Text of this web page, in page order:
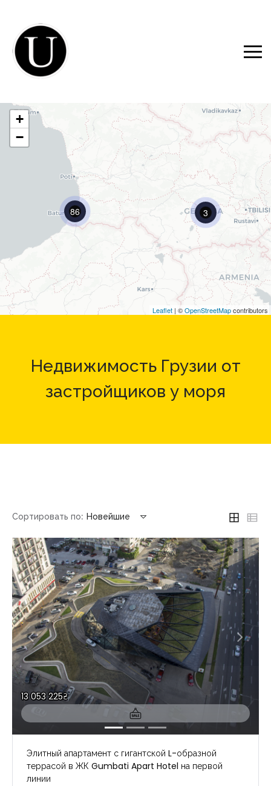
3
86
+
−
Leaflet | ©OpenStreetMapcontributors
Недвижимость Грузии от
застройщиков у моря
Сортировать по: Новейшие
13 053 225₴
Элитный апартамент с гигантской L-образной
террасой в ЖК Gumbati Apart Hotel на первой
линии